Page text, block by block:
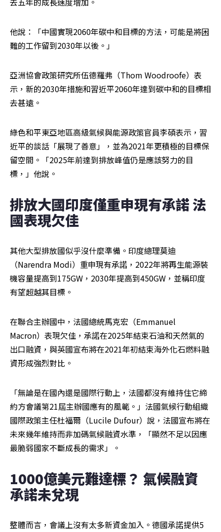
他說：「中國實現2060年碳中和目標的方法，可能是將困
難的工作留到2030年以後。」
亞洲協會政策研究所伍德羅弗（Thom Woodroofe）表
示，新的2030年措施和習近平2060年達到碳中和的目標相
去甚遠。
綠色和平東亞地區高級氣候與能源政策官員李碩表示，習
近平的談話「展現了善意」，並為2021年更積極的目標保
留空間。「2025年前達到排放峰值仍是應該努力的目
標，」他說。
排放大國印度僅重申現有承諾 法
國表現欠佳
其他大型排放國似乎沒什麼準備。印度總理莫迪
（Narendra Modi）重申現有承諾，2022年將再生能源裝
機容量提高到175GW，2030年提高到450GW，並稱印度
有望超越其目標。
在聯合主辦國中，法國總統馬克宏（Emmanuel
Macron）表現欠佳，承諾在2025年結束石油和天然氣的
出口融資，與英國宣布將在2021年初結束海外化石燃料融
資形成強烈對比。
「無論是在國內還是國際行動上，法國都沒有維持住它締
約方會議第21屆主辦國應有的風範。」法國氣候行動組織
國際政策主任杜福爾（Lucile Dufour）說，法國宣布將在
未來幾年維持而非加碼氣候融資水準，「顯然不足以因應
最脆弱國家不斷成長的需求」。
1000億美元難達標？ 氣候融資
承諾未兌現
整體而言，會議上沒有太多新資金加入。德國承諾提供5